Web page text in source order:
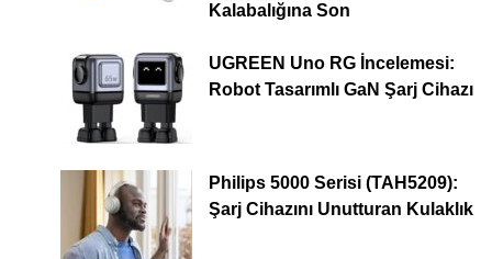
Kalabalığına Son
UGREEN Uno RG İncelemesi:
Robot Tasarımlı GaN Şarj Cihazı
Philips 5000 Serisi (TAH5209):
Şarj Cihazını Unutturan Kulaklık